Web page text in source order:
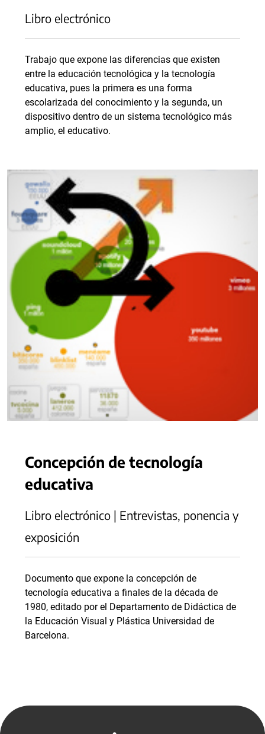
Libro electrónico
Trabajo que expone las diferencias que existen
entre la educación tecnológica y la tecnología
educativa, pues la primera es una forma
escolarizada del conocimiento y la segunda, un
dispositivo dentro de un sistema tecnológico más
amplio, el educativo.
Concepción de tecnología
educativa
Libro electrónico | Entrevistas, ponencia y
exposición
Documento que expone la concepción de
tecnología educativa a finales de la década de
1980, editado por el Departamento de Didáctica de
la Educación Visual y Plástica Universidad de
Barcelona.